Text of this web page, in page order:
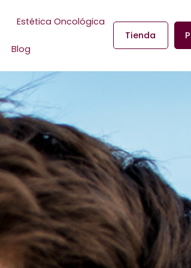
Estética Oncológica
Blog
Tienda